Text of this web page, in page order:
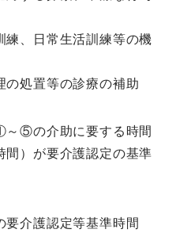
、日常生活訓練等の機
処置等の診療の補助
～⑤の介助に要する時間
間）が要介護認定の基準
介護認定等基準時間